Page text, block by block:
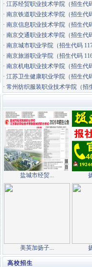
· 江苏经贸职业技术学院（招生代
· 南京铁道职业技术学院（招生代
· 南京信息职业技术学院（招生代
· 南京交通职业技术学院（招生代
· 南京城市职业学院（招生代码
· 南京旅游职业学院（招生代码
· 南京机电职业技术学院（招生代
· 江苏卫生健康职业学院（招生代
· 常州纺织服装职业技术学院（招
盐城市经贸...
美英加扬子...
高校招生